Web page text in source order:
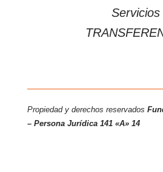
Servicios
Propiedad y derechos reservados
– Persona Jurídica 141 «A» 14